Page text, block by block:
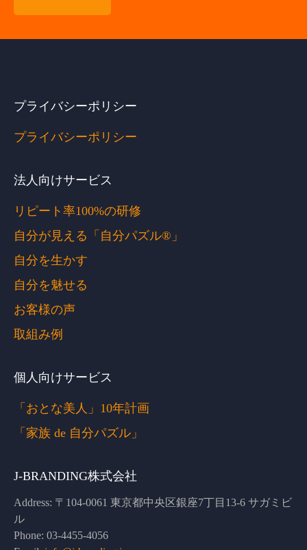
プライバシーポリシー
プライバシーポリシー
法人向けサービス
リピート率100%の研修
自分が見える「自分パズル®」
自分を生かす
自分を魅せる
お客様の声
取組み例
個人向けサービス
「おとな美人」10年計画
「家族 de 自分パズル」
J-BRANDING株式会社
Address: 〒104-0061 東京都中央区銀座7丁目13-6 サガミビ
ル
Phone: 03-4455-4056